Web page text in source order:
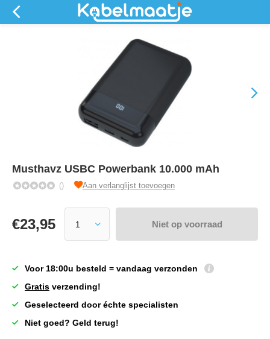
Musthavz USBC Powerbank 10.000 mAh
() Aan verlanglijst toevoegen
€23,95 Niet op voorraad
Voor 18:00u besteld = vandaag verzonden
Gratis verzending!
Geselecteerd door échte specialisten
Niet goed? Geld terug!